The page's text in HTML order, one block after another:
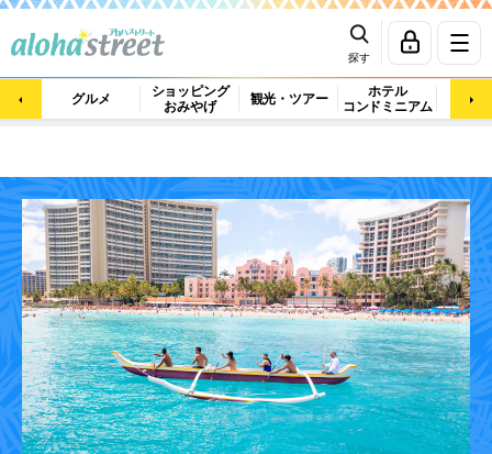
探す
グルメ
ショッピング
おみやげ
観光・ツアー
ホテル
コンドミニアム
マッ